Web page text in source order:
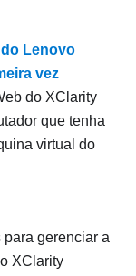
Lenovo
vez
do XClarity
que tenha
virtual do
gerenciar a
XClarity